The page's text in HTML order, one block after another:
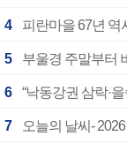
4 피란마을 67년
5 부울경 주말부터
6 “낙동강권 삼락·
7 오늘의 날씨-